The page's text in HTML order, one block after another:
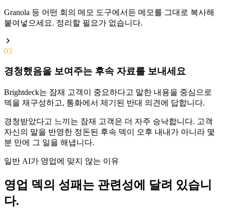
Granola 등 어떤 회의 메모 도구에서든 메모를 그대로 복사해
붙여넣으세요. 정리할 필요가 없습니다.
03
경청했음을 보여주는 후속 자료를 보내세요
Brightdeck는 잠재 고객이 중요하다고 말한 내용을 중심으로
덱을 재구성하고, 통화에서 제기된 반대 의견에 답합니다.
경청받았다고 느끼는 잠재 고객은 더 자주 승낙합니다. 고객
자신의 말을 반영한 정돈된 후속 덱이 오후 내내가 아니라 몇
분 만에 그 일을 해냅니다.
일반 AI가 영업에 맞지 않는 이유
영업 덱의 성패는 관련성에 달려 있습니
다.